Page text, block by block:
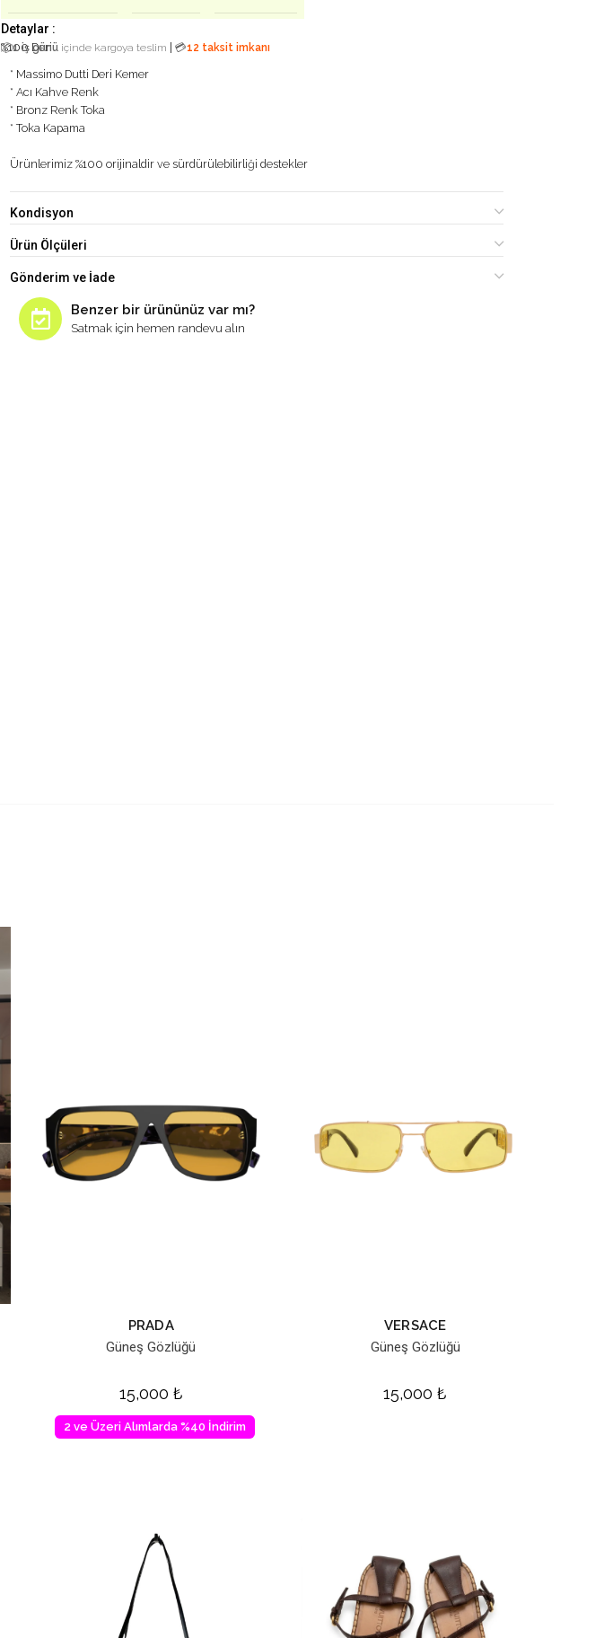
Detaylar :
%100 Deri
📦1 iş günü içinde kargoya teslim 💳12 taksit imkanı
* Massimo Dutti Deri Kemer
* Acı Kahve Renk
* Bronz Renk Toka
* Toka Kapama
Ürünlerimiz %100 orijinaldir ve sürdürülebilirliği destekler
Kondisyon
Ürün Ölçüleri
Gönderim ve İade
Benzer bir ürününüz var mı?
Satmak için hemen randevu alın
PRADA
Güneş Gözlüğü
15,000 ₺
2 ve Üzeri Alımlarda %40 İndirim
VERSACE
Güneş Gözlüğü
15,000₺